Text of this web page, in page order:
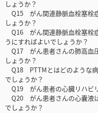
しょうか？
Q15 がん関連静脈血栓塞栓
しょうか？
Q16 がん関連静脈血栓塞栓
うにすればよいでしょうか？
Q17 がん患者さんの肺高血
しょうか？
Q18 PTTMとはどのような
でしょうか？
Q19 がん患者の心臓リハビ
Q20 がん患者さんの心囊液
でしょうか？